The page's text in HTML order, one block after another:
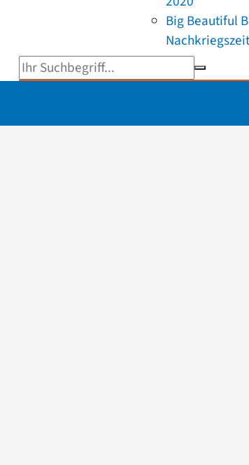
Big Beautiful
Suchbegriff eingeben